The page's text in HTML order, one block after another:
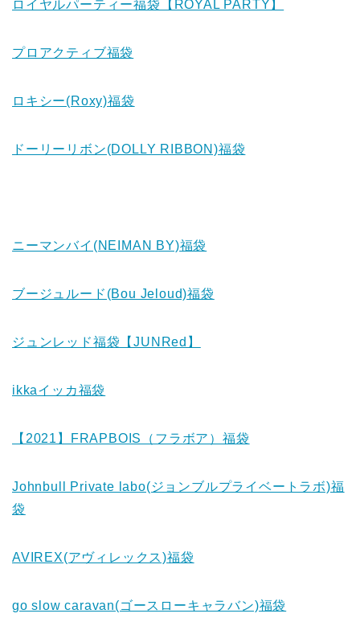
ロイヤルパーティー福袋【ROYAL PARTY】
プロアクティブ福袋
ロキシー(Roxy)福袋
ドーリーリボン(DOLLY RIBBON)福袋
ニーマンバイ(NEIMAN BY)福袋
ブージュルード(Bou Jeloud)福袋
ジュンレッド福袋【JUNRed】
ikkaイッカ福袋
【2021】FRAPBOIS（フラボア）福袋
Johnbull Private labo(ジョンブルプライベートラボ)福
袋
AVIREX(アヴィレックス)福袋
go slow caravan(ゴースローキャラバン)福袋